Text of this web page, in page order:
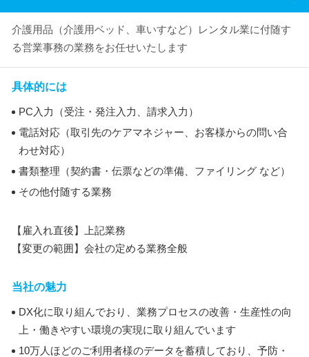
介護用品（介護用ベッド、車いすなど）レンタル業に付随す
る営業事務の業務をお任せいたします
具体的には
PC入力（受注・発注入力、請求入力）
電話対応（取引先のケアマネジャー、お客様からの問い合
わせ対応）
書類整理（契約書・伝票などの準備、ファイリング など）
その他付随する業務
【雇入れ直後】上記業務
【変更の範囲】会社の定める業務全般
当社の魅力
DX化に取り組んでおり、業務プロセスの改善・生産性の向
上・働きやすい環境の実現に取り組んでいます
10万人ほどのご利用者様のデータを蓄積しており、予防・